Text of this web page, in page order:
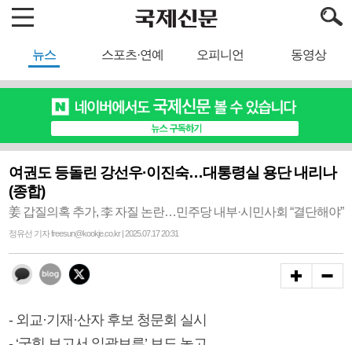
뉴스 스포츠·연예 오피니언 동영상
여권도 등돌린 강선우·이진숙…대통령실 용단 내리나
(종합)
姜 갑질의혹 추가, 李 자질 논란…민주당 내부·시민사회 “결단해야”
정유선 기자 freesun@kookje.co.kr | 2025.07.17 20:31
- 외교·기재·산자 후보 청문회 실시